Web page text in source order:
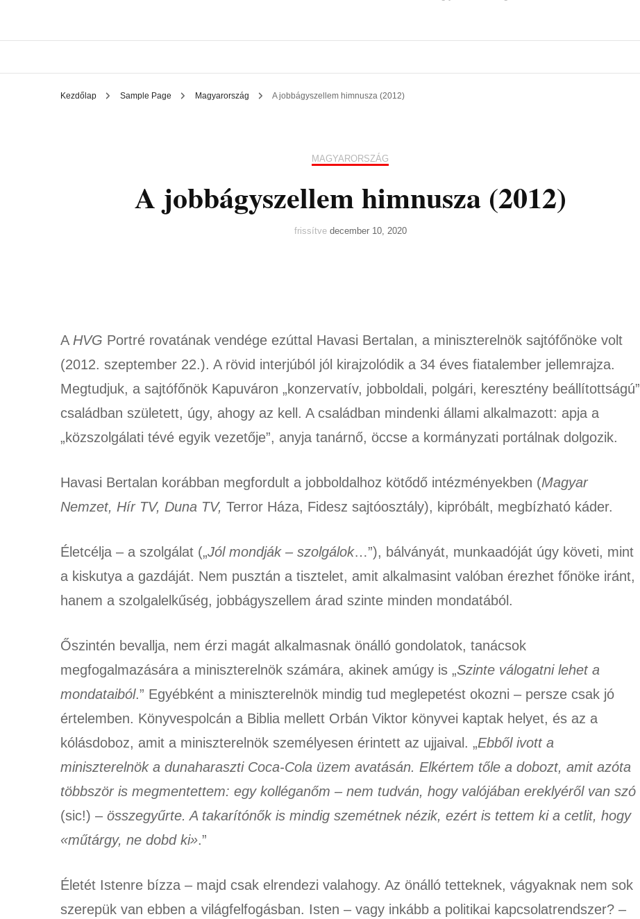
Kezdőlap Sample Page Magyarország A jobbágyszellem himnusza (2012)
MAGYARORSZÁG
A jobbágyszellem himnusza (2012)
frissítve december 10, 2020
A HVG Portré rovatának vendége ezúttal Havasi Bertalan, a miniszterelnök sajtófőnöke volt
(2012. szeptember 22.). A rövid interjúból jól kirajzolódik a 34 éves fiatalember jellemrajza.
Megtudjuk, a sajtófőnök Kapuváron „konzervatív, jobboldali, polgári, keresztény beállítottságú”
családban született, úgy, ahogy az kell. A családban mindenki állami alkalmazott: apja a
„közszolgálati tévé egyik vezetője”, anyja tanárnő, öccse a kormányzati portálnak dolgozik.
Havasi Bertalan korábban megfordult a jobboldalhoz kötődő intézményekben (Magyar
Nemzet, Hír TV, Duna TV, Terror Háza, Fidesz sajtóosztály), kipróbált, megbízható káder.
Életcélja – a szolgálat („Jól mondják – szolgálok…”), bálványát, munkaadóját úgy követi, mint
a kiskutya a gazdáját. Nem pusztán a tisztelet, amit alkalmasint valóban érezhet főnöke iránt,
hanem a szolgalelkűség, jobbágyszellem árad szinte minden mondatából.
Őszintén bevallja, nem érzi magát alkalmasnak önálló gondolatok, tanácsok
megfogalmazására a miniszterelnök számára, akinek amúgy is „Szinte válogatni lehet a
mondataiból.” Egyébként a miniszterelnök mindig tud meglepetést okozni – persze csak jó
értelemben. Könyvespolcán a Biblia mellett Orbán Viktor könyvei kaptak helyet, és az a
kólásdoboz, amit a miniszterelnök személyesen érintett az ujjaival. „Ebből ivott a
miniszterelnök a dunaharaszti Coca-Cola üzem avatásán. Elkértem tőle a dobozt, amit azóta
többször is megmentettem: egy kolléganőm – nem tudván, hogy valójában ereklyéről van szó
(sic!) – összegyűrte. A takarítónők is mindig szemétnek nézik, ezért is tettem ki a cetlit, hogy
«műtárgy, ne dobd ki».”
Életét Istenre bízza – majd csak elrendezi valahogy. Az önálló tetteknek, vágyaknak nem sok
szerepük van ebben a világfelfogásban. Isten – vagy inkább a politikai kapcsolatrendszer? –